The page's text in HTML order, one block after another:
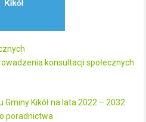
konsultacji społecznych
Kikół na lata 2022 – 2032.
poradnictwa